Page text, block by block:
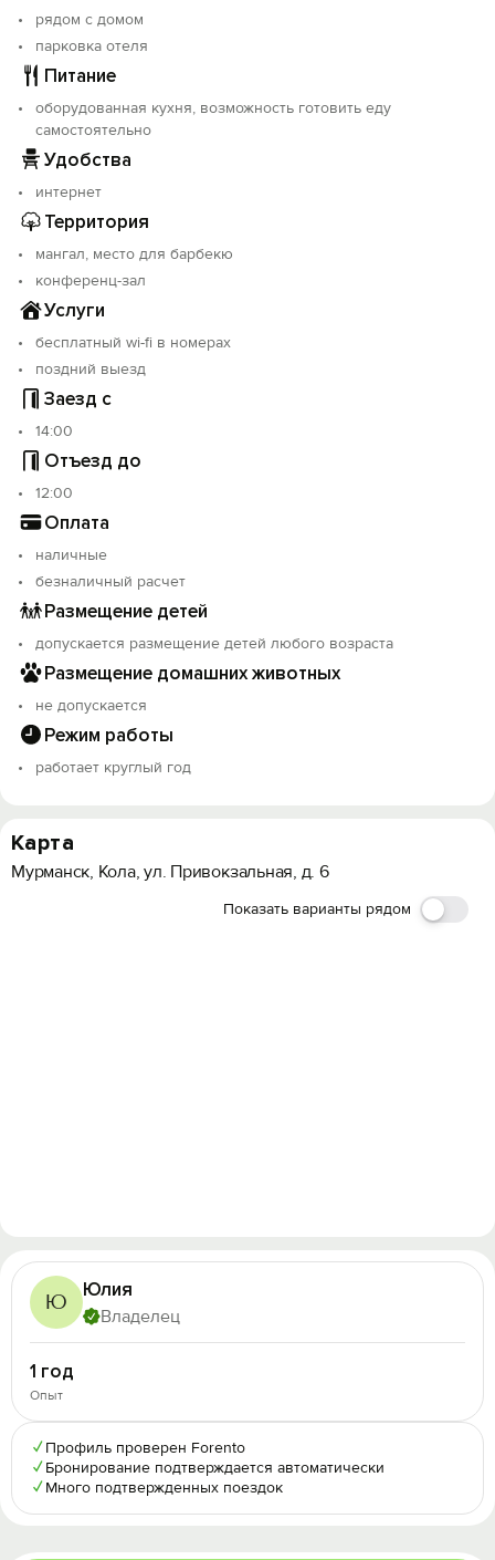
такие как бесплатный Wi-Fi и уборка номера.
Мы просим наших гостей соблюдать тишину с 22:00
до 8:00, чтобы не беспокоить других постояльцев. Не
допускается организация вечеринок в номерах. В
случае нарушения правил поведения гости должны
покинуть отель без возврата средств.
Объект прошёл классификацию. Номер реестровой
записи: С512024008803.
рядом с домом
парковка отеля
Питание
оборудованная кухня, возможность готовить еду
самостоятельно
Удобства
интернет
Территория
мангал, место для барбекю
конференц-зал
Услуги
бесплатный wi-fi в номерах
поздний выезд
Заезд с
14:00
Отъезд до
12:00
Оплата
наличные
безналичный расчет
Размещение детей
допускается размещение детей любого возраста
Размещение домашних животных
не допускается
Режим работы
работает круглый год
Карта
Мурманск, Кола, ул. Привокзальная, д. 6
Показать варианты рядом
Ю Юлия
Владелец
1 год
Опыт
✓ Профиль проверен Forento
✓ Бронирование подтверждается автоматически
✓ Много подтвержденных поездок